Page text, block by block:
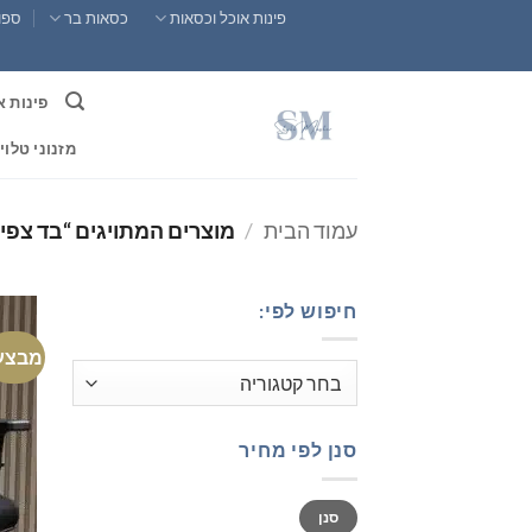
content
פינות אוכל וכסאות כסאות בר
פינות
מזנוני
עמוד הבית / מוצרים המתויגים “בד
חיפוש לפי:
סנן לפי מחיר
מחיר
מינימלי
מחיר
מקסימלי
סנן